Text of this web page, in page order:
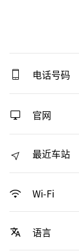
电话号码
官网
最近车站
Wi-Fi
语言